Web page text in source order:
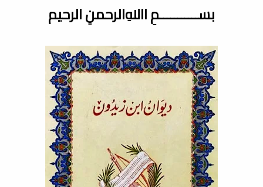
بســـــــــــمِ اﷲِالرحمنِ الرحيم